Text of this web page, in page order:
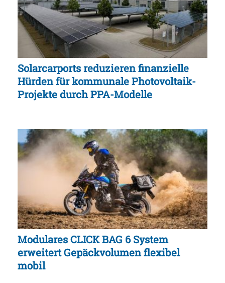
Solarcarports reduzieren finanzielle
Hürden für kommunale Photovoltaik-
Projekte durch PPA-Modelle
Modulares CLICK BAG 6 System
erweitert Gepäckvolumen flexibel
mobil